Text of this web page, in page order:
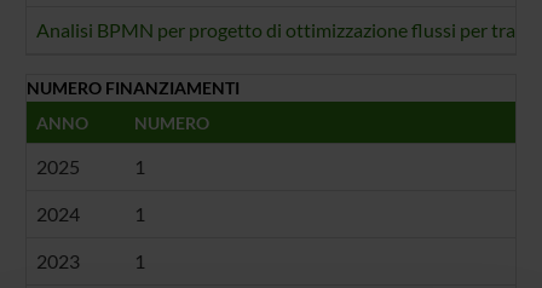
Analisi BPMN per progetto di ottimizzazione flussi per
NUMERO FINANZIAMENTI
ANNO
NUMERO
2025 1
2024 1
2023 1